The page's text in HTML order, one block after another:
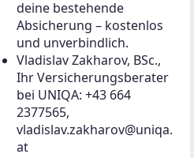
deine bestehende
Absicherung – kostenlos
und unverbindlich.
Vladislav Zakharov, BSc.,
Ihr Versicherungsberater
bei UNIQA: +43 664
2377565,
vladislav.zakharov@uniqa.
at